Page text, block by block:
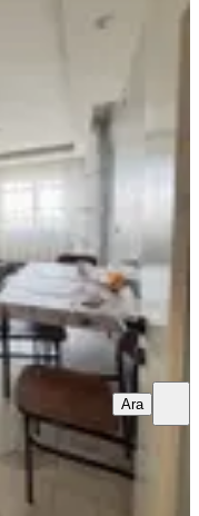
Satılık Daire
Ara